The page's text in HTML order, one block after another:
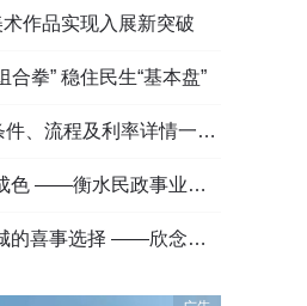
术作品实现入展新突破
拳” 稳住民生“基本盘”
流程及利率详情一文看懂
水民政事业高质量发展综述
欣念饺子二十九载匠心传承路